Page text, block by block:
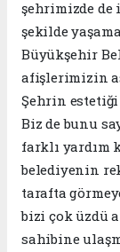
şehrimizde
şekilde
Büyükşehir
afişlerimizin
Şehrin
Biz de bunu
farklı yardım
belediyenin
tarafta
bizi çok üzdü
sahibine